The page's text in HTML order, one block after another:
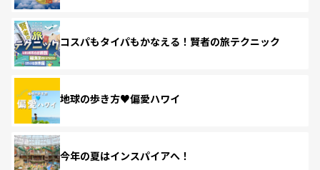
コスパもタイパもかなえる！賢者の旅テクニック
地球の歩き方♥偏愛ハワイ
今年の夏はインスパイアへ！